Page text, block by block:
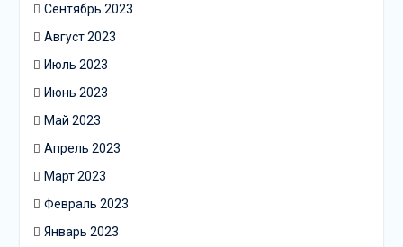
Сентябрь 2023
Август 2023
Июль 2023
Июнь 2023
Май 2023
Апрель 2023
Март 2023
Февраль 2023
Январь 2023